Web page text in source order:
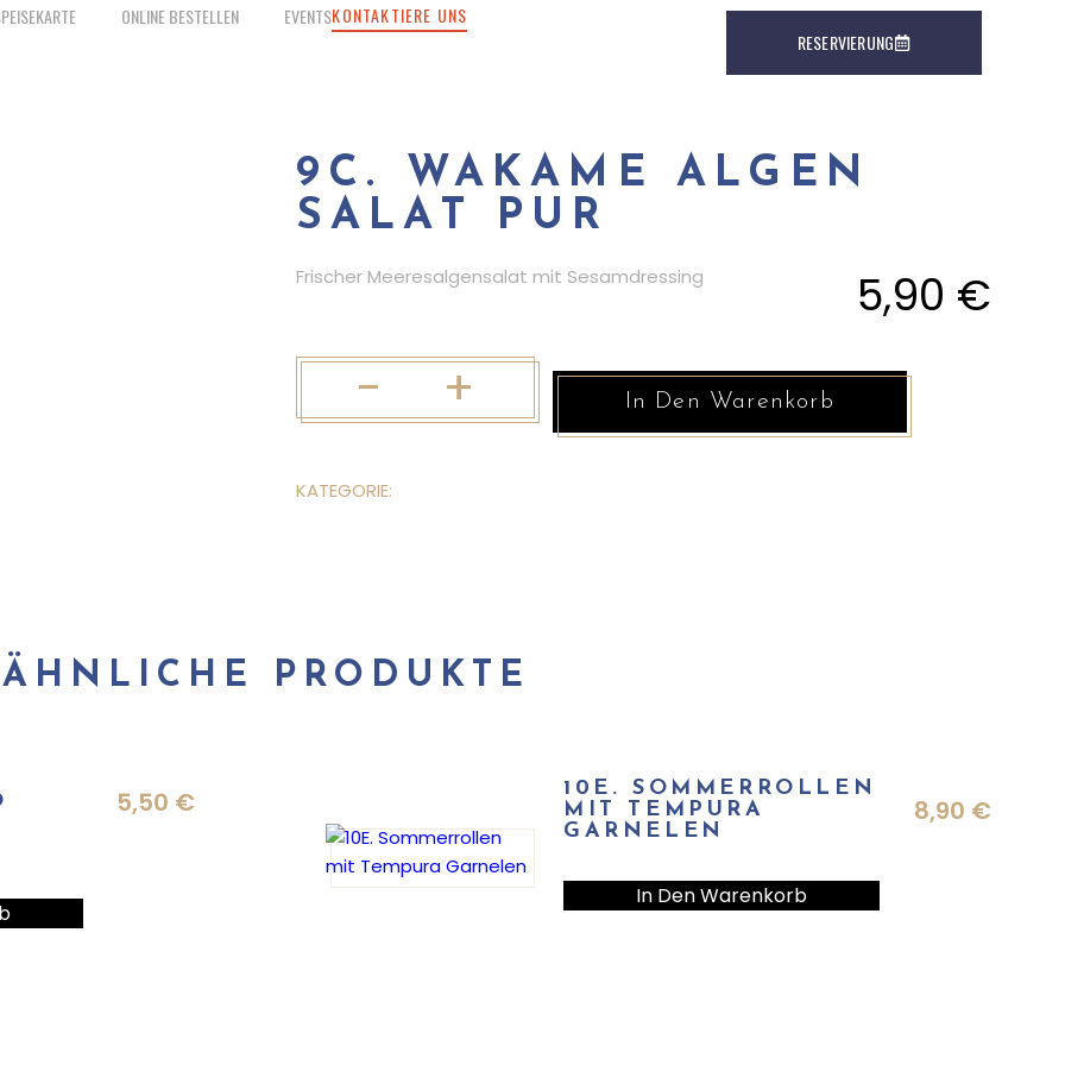
ONLINE BESTELLEN EVENTSKONTAKTIERE UNS
RESERVIERUNG
9C. WAKAME ALGEN
SALAT PUR
5,90 €
Frischer Meeresalgensalat mit Sesamdressing
- + In Den Warenkorb
KATEGORIE:
ÄHNLICHE PRODUKTE
5,50 €
10E. SOMMERROLLEN
MIT TEMPURA
GARNELEN
8,90 €
In Den Warenkorb